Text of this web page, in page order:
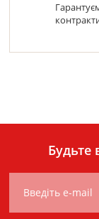
Будьте
Введіть e-mail